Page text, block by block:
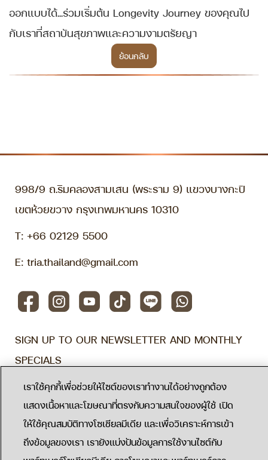
ออกแบบได้...ร่วมเริ่มต้น Longevity Journey ของคุณไป
กับเราที่สถาบันสุขภาพและความงามตรัยญา
ย้อนกลับ
998/9 ถ.ริมคลองสามเสน (พระราม 9) แขวงบางกะปิ
เขตห้วยขวาง กรุงเทพมหานคร 10310
T: +66 02129 5500
E: tria.thailand@gmail.com
SIGN UP TO OUR NEWSLETTER AND MONTHLY
SPECIALS
Subscribe
Privacy Policy
©2022 Tria Medical Wellness Center.
เราใช้คุกกี้เพื่อช่วยให้ไซต์ของเราทำงานได้อย่างถูกต้อง
แสดงเนื้อหาและโฆษณาที่ตรงกับความสนใจของผู้ใช้ เปิด
ให้ใช้คุณสมบัติทางโซเชียลมีเดีย และเพื่อวิเคราะห์การเข้า
ถึงข้อมูลของเรา เรายังแบ่งปันข้อมูลการใช้งานไซต์กับ